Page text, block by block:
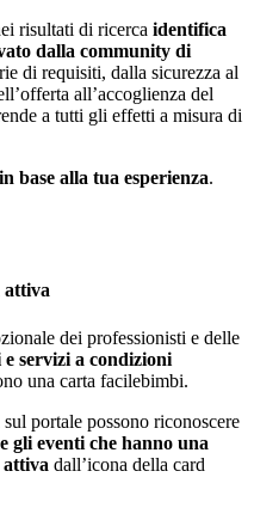
risultati di ricerca identifica
dalla community di
di requisiti, dalla sicurezza al
all’accoglienza del
a tutti gli effetti a misura di
base alla tua esperienza.
attiva
dei professionisti e delle
servizi a condizioni
una carta facilebimbi.
portale possono riconoscere
gli eventi che hanno una
dall’icona della card